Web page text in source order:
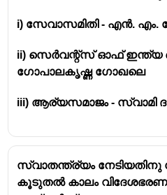
i) സേവാസമിതി - എൻ. എം.
ii) സെർവന്റ്സ് ഓഫ് ഇന്ത്യ
ഗോപാലകൃഷ്ണ ഗോഖലെ
iii) ആര്യസമാജം - സ്വാമി
സ്വാതന്ത്ര്യം
കൂടുതൽ കാലം